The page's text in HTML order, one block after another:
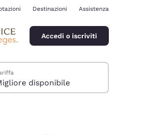
Destinazioni Assistenza
Accedi o iscriviti
disponibile